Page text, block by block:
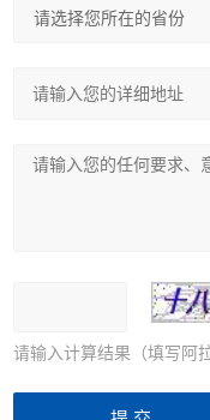
请输入计算结果（填写阿